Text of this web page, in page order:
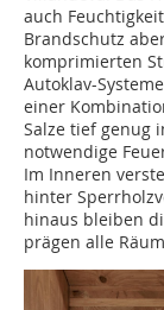
auch
Brandschutz
komprimierten
Autoklav-
einer
Salze tief genug
notwendige
Im Inneren
hinter
hinaus bleiben
prägen alle